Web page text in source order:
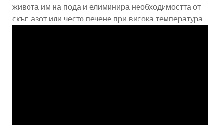
живота им на пода и елиминира необходимостта от
скъп азот или често печене при висока температура.